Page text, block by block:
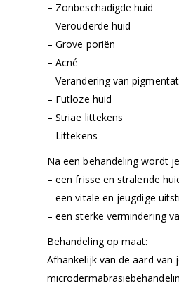
– Zonbeschadigde huid
– Verouderde huid
– Grove poriën
– Acné
– Verandering van
– Futloze huid
– Striae littekens
– Littekens
Na een behandeling wordt
– een frisse en stralende
– een vitale en jeugdige
– een sterke vermindering
Behandeling op maat:
Afhankelijk van de aard van